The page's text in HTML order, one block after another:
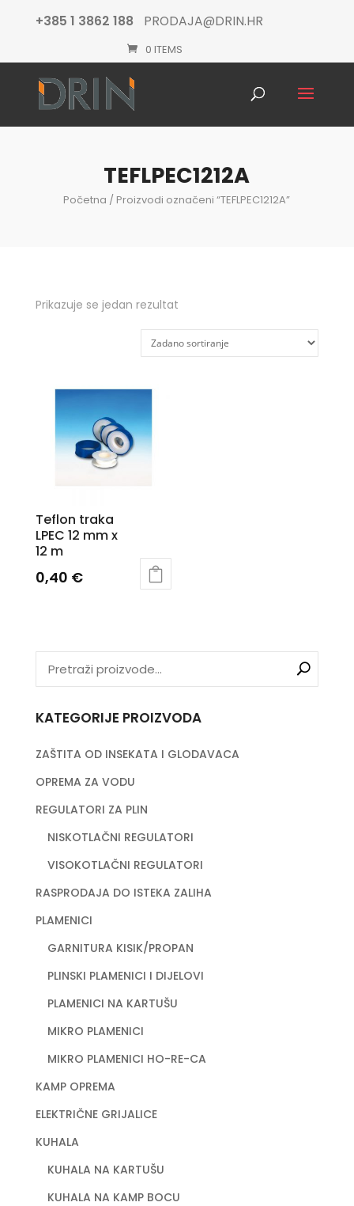
+385 1 3862 188 PRODAJA@DRIN.HR
0 ITEMS
TEFLPEC1212A
Početna / Proizvodi označeni “TEFLPEC1212A”
Prikazuje se jedan rezultat
Teflon traka
LPEC 12 mm x
12 m
0,40 €
KATEGORIJE PROIZVODA
ZAŠTITA OD INSEKATA I GLODAVACA
OPREMA ZA VODU
REGULATORI ZA PLIN
NISKOTLAČNI REGULATORI
VISOKOTLAČNI REGULATORI
RASPRODAJA DO ISTEKA ZALIHA
PLAMENICI
GARNITURA KISIK/PROPAN
PLINSKI PLAMENICI I DIJELOVI
PLAMENICI NA KARTUŠU
MIKRO PLAMENICI
MIKRO PLAMENICI HO-RE-CA
KAMP OPREMA
ELEKTRIČNE GRIJALICE
KUHALA
KUHALA NA KARTUŠU
KUHALA NA KAMP BOCU